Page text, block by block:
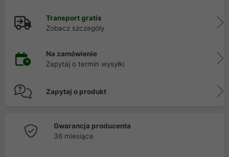
Transport gratis
Zobacz szczegóły
Na zamówienie
Zapytaj o termin wysyłki
Zapytaj o produkt
Gwarancja producenta
36 miesiące